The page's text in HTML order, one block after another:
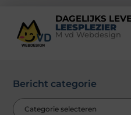
DAGELIJKS
LEESPLEZIER
M vd Webdesign
Bericht categorie